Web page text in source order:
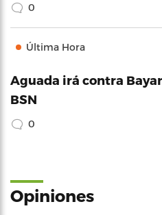
0
Última Hora
Aguada irá contra
BSN
0
Opiniones